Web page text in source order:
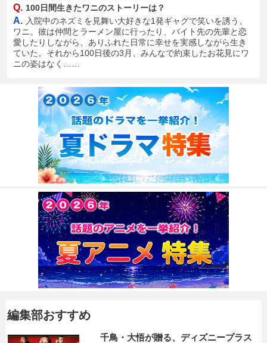
Q. 100日間生きたワニのストーリーは？
A. 入院中のネズミを見舞い大好きな1発ギャグで笑いを誘う、
ワニ。彼は仲間とラーメン屋に行ったり、バイト先の先輩と恋
愛したりしながら、ありふれた日常に幸せを実感しながら生き
ていた。それから100日後の3月、みんなで約束したお花見にワ
ニの姿はなく……
編集部おすすめ
千鳥・大悟が贈る、ディズニープラス